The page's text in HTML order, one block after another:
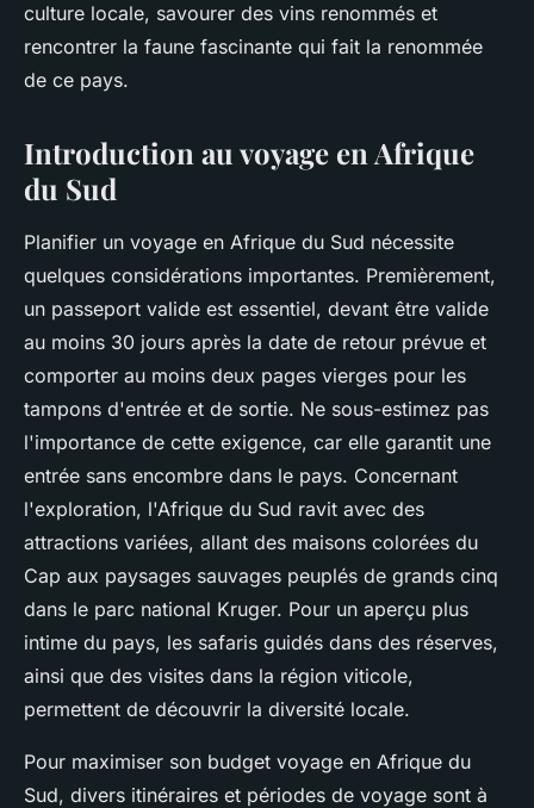
culture locale, savourer des vins renommés et
rencontrer la faune fascinante qui fait la renommée
de ce pays.
Introduction au voyage en Afrique
du Sud
Planifier un voyage en Afrique du Sud nécessite
quelques considérations importantes. Premièrement,
un passeport valide est essentiel, devant être valide
au moins 30 jours après la date de retour prévue et
comporter au moins deux pages vierges pour les
tampons d'entrée et de sortie. Ne sous-estimez pas
l'importance de cette exigence, car elle garantit une
entrée sans encombre dans le pays. Concernant
l'exploration, l'Afrique du Sud ravit avec des
attractions variées, allant des maisons colorées du
Cap aux paysages sauvages peuplés de grands cinq
dans le parc national Kruger. Pour un aperçu plus
intime du pays, les safaris guidés dans des réserves,
ainsi que des visites dans la région viticole,
permettent de découvrir la diversité locale.
Pour maximiser son budget voyage en Afrique du
Sud, divers itinéraires et périodes de voyage sont à